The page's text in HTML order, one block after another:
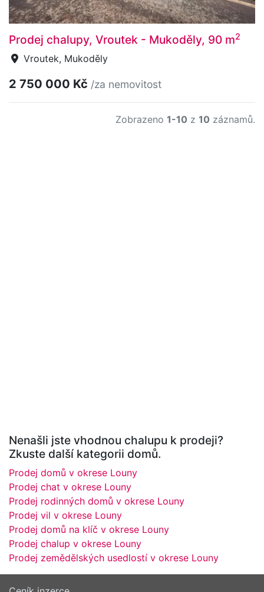
Prodej chalupy, Vroutek - Mukoděly, 90 m2
Vroutek, Mukoděly
2 750 000 Kč /za nemovitost
Zobrazeno 1-10 z 10 záznamů.
Nenašli jste vhodnou chalupu k prodeji?
Zkuste další kategorii domů.
Prodej domů v okrese Louny
Prodej chat v okrese Louny
Prodej rodinných domů v okrese Louny
Prodej vil v okrese Louny
Prodej domů na klíč v okrese Louny
Prodej chalup v okrese Louny
Prodej zemědělských usedlostí v okrese Louny